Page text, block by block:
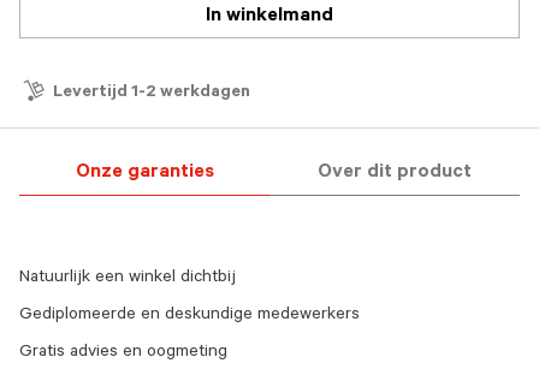
In winkelmand
Levertijd 1-2 werkdagen
Onze garanties Over dit product
Natuurlijk een winkel dichtbij
Gediplomeerde en deskundige medewerkers
Gratis advies en oogmeting